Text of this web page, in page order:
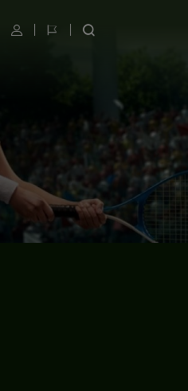
UtilisateurChangerRECHERCHER